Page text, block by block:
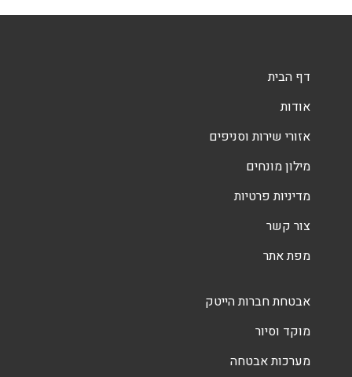
דף הבית
אודות
אזורי שירות וסניפים
מילון מונחים
מדיניות פרטיות
צור קשר
מפת אתר
אבטחת חברות הייטק
מוקד וסיור
מערכות אבטחה